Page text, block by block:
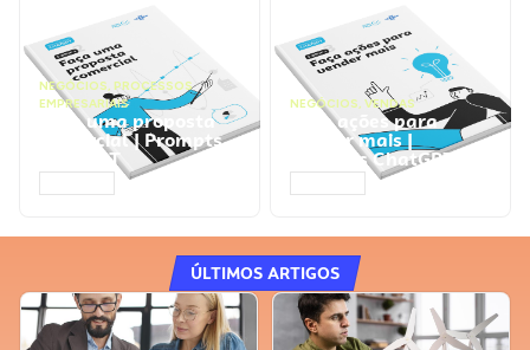
NEGÓCIOS, PROCESSOS
EMPRESARIAIS
Faça uma proposta
comercial | Prompts
ChatGPT
NEGÓCIOS, VENDAS
Faça ações para
vender mais |
Prompts ChatGPT
ÚLTIMOS ARTIGOS